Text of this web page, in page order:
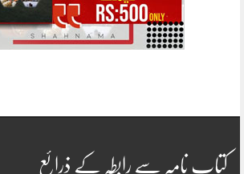
کتاب نامہ سے رابطہ کے ذرائع